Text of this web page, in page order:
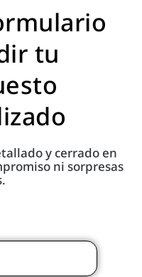
tu
y cerrado en
ni sorpresas